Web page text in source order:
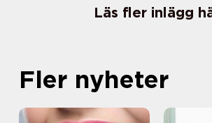
Läs fler inlägg
Fler nyheter